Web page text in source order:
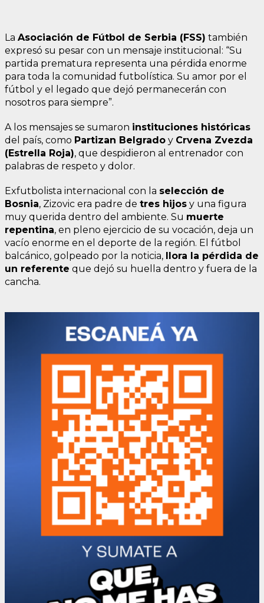
La Asociación de Fútbol de Serbia (FSS) también
expresó su pesar con un mensaje institucional: “Su
partida prematura representa una pérdida enorme
para toda la comunidad futbolística. Su amor por el
fútbol y el legado que dejó permanecerán con
nosotros para siempre”.
A los mensajes se sumaron instituciones históricas
del país, como Partizan Belgrado y Crvena Zvezda
(Estrella Roja), que despidieron al entrenador con
palabras de respeto y dolor.
Exfutbolista internacional con la selección de
Bosnia, Zizovic era padre de tres hijos y una figura
muy querida dentro del ambiente. Su muerte
repentina, en pleno ejercicio de su vocación, deja un
vacío enorme en el deporte de la región. El fútbol
balcánico, golpeado por la noticia, llora la pérdida de
un referente que dejó su huella dentro y fuera de la
cancha.